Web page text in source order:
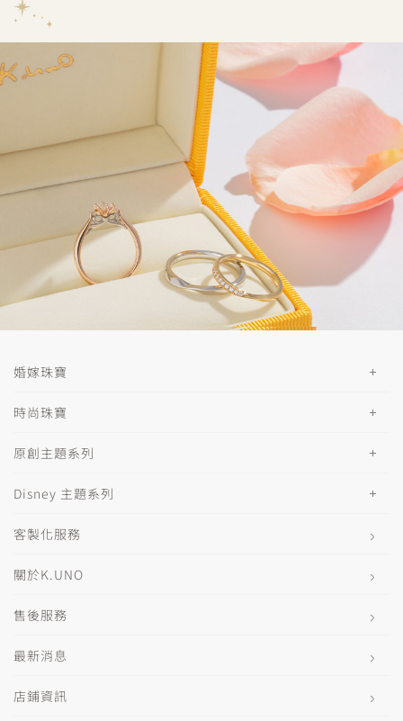
婚嫁珠寶
時尚珠寶
原創主題系列
Disney 主題系列
客製化服務
關於K.UNO
售後服務
最新消息
店鋪資訊